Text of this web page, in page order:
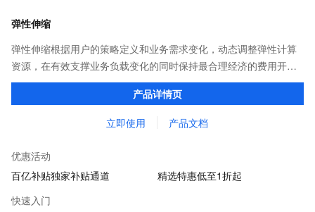
弹性伸缩
弹性伸缩根据用户的策略定义和业务需求变化，动态调整弹性计算
资源，在有效支撑业务负载变化的同时保持最合理经济的费用开
支。无需人工干预，即可应对各种复杂场景，真正实现对业务负载
产品详情页
立即使用 产品文档
优惠活动
百亿补贴独家补贴通道
精选特惠低至1折起
快速入门